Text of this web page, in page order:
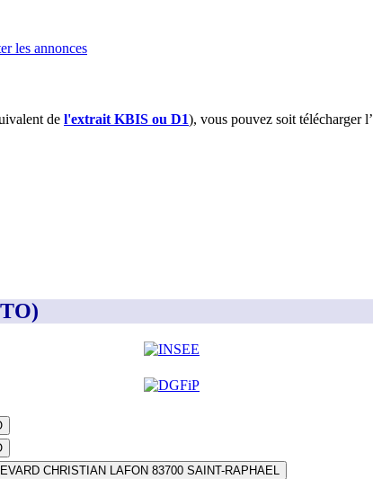
les annonces
de l'extrait KBIS ou D1), vous pouvez soit télécharger l’
CHRISTIAN LAFON 83700 SAINT-RAPHAEL